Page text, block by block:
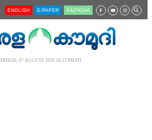
ENGLISH E-PAPER KĀZHCHA
FRIDAY, 07 AUGUST 2026 10.22 PM IST